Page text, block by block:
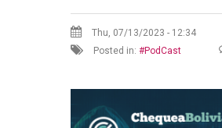
Thu, 07/13/2023 - 12:34
Posted in:
PodCast